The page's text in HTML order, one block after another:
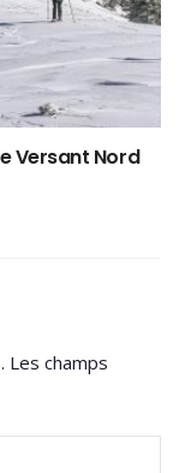
Versant Nord
Les champs